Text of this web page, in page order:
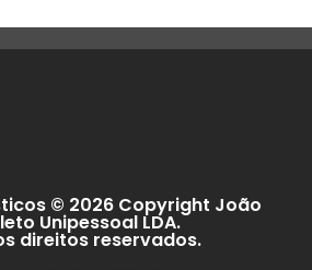
© 2026 Copyright João
Unipessoal LDA.
direitos reservados.